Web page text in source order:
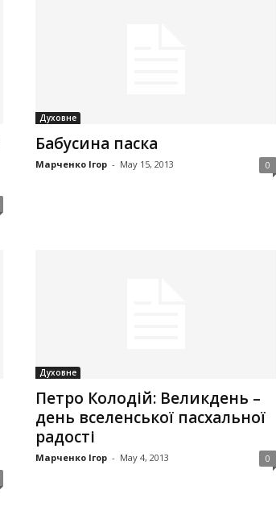
Духовне
Бабусина паска
Марченко Ігор - May 15, 2013 0
Духовне
Петро Колодій: Великдень –
день вселенської пасхальної
радості
Марченко Ігор - May 4, 2013 0